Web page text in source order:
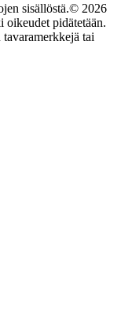
sisällöstä.© 2026
pidätetään.
tai